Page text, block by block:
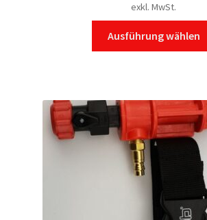
exkl. MwSt.
Ausführung wählen